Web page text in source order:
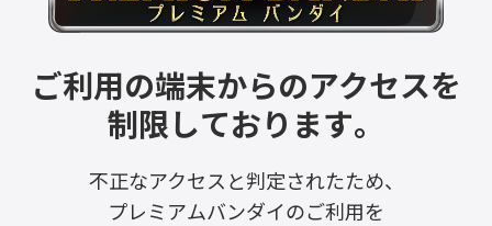
ご利用の端末からのアクセスを
制限しております。
不正なアクセスと判定されたため、
プレミアムバンダイのご利用を